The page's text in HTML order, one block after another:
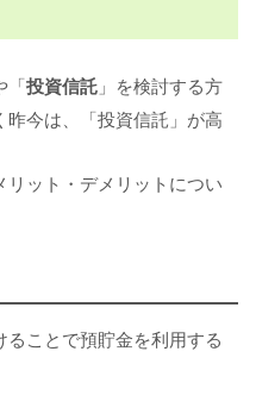
「投資信託 」を検討する方
今は、「投資信託」が高
ット・デメリットについ
ことで預貯金を利用する